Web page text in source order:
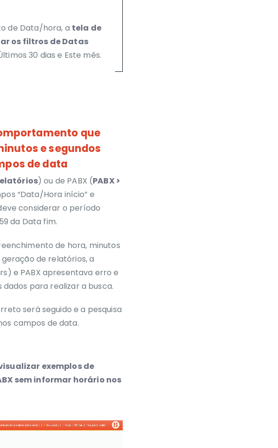
de Data/hora, a tela de
os filtros de Datas
30 dias e Este mês.
que
e segundos
de data
) ou de PABX (PABX >
“Data/Hora início” e
considerar o período
da Data fim.
de hora, minutos
de relatórios, a
e PABX apresentava erro e
para realizar a busca.
será seguido e a pesquisa
campos de data.
exemplos de
sem informar horário nos